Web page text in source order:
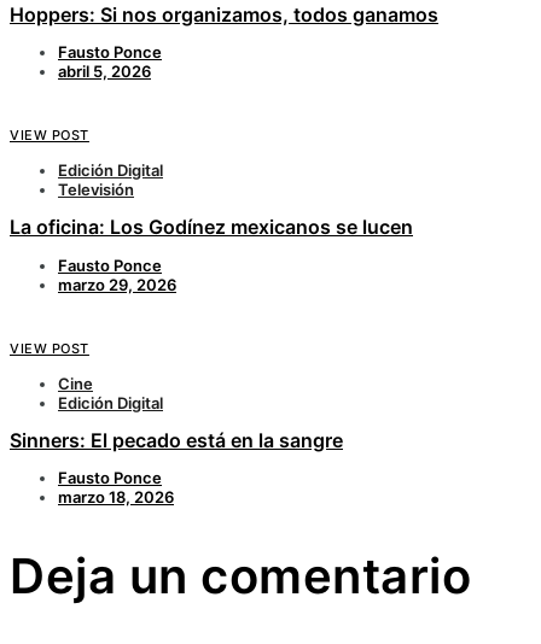
Hoppers: Si nos organizamos, todos ganamos
Fausto Ponce
abril 5, 2026
VIEW POST
Edición Digital
Televisión
La oficina: Los Godínez mexicanos se lucen
Fausto Ponce
marzo 29, 2026
VIEW POST
Cine
Edición Digital
Sinners: El pecado está en la sangre
Fausto Ponce
marzo 18, 2026
Deja un comentario